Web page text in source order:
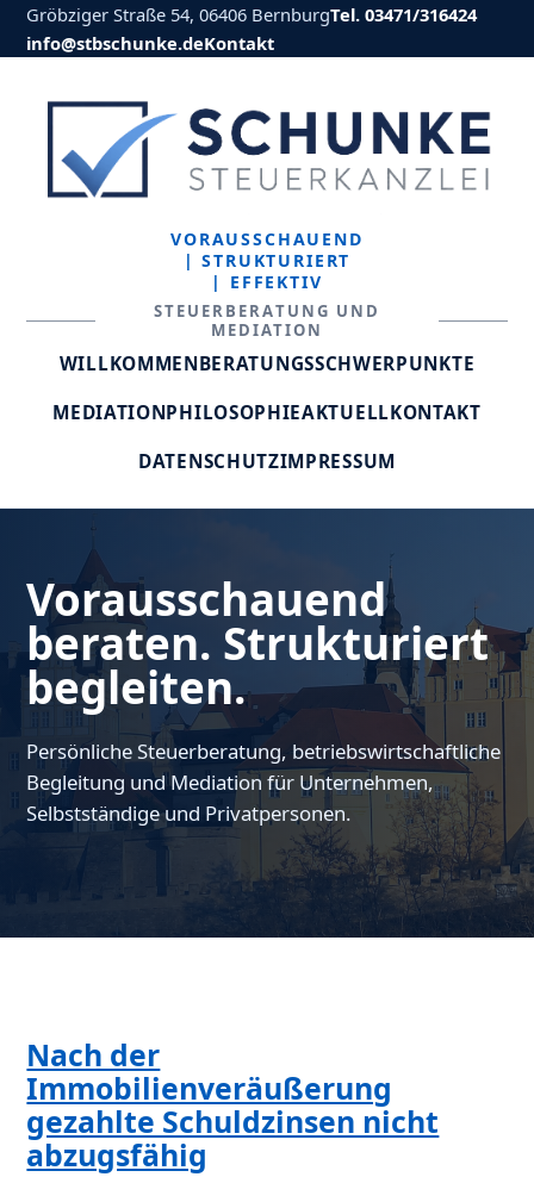
Gröbziger Straße 54, 06406 BernburgTel. 03471/316424
info@stbschunke.deKontakt
VORAUSSCHAUEND
| STRUKTURIERT
| EFFEKTIV
STEUERBERATUNG UND
MEDIATION
WILLKOMMENBERATUNGSSCHWERPUNKTE
MEDIATIONPHILOSOPHIEAKTUELLKONTAKT
DATENSCHUTZIMPRESSUM
Vorausschauend
beraten. Strukturiert
begleiten.
Persönliche Steuerberatung, betriebswirtschaftliche
Begleitung und Mediation für Unternehmen,
Selbstständige und Privatpersonen.
Nach der
Immobilienveräußerung
gezahlte Schuldzinsen nicht
abzugsfähig